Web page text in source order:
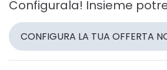
Configurala! Insieme
CONFIGURA LA TUA OFFERTA